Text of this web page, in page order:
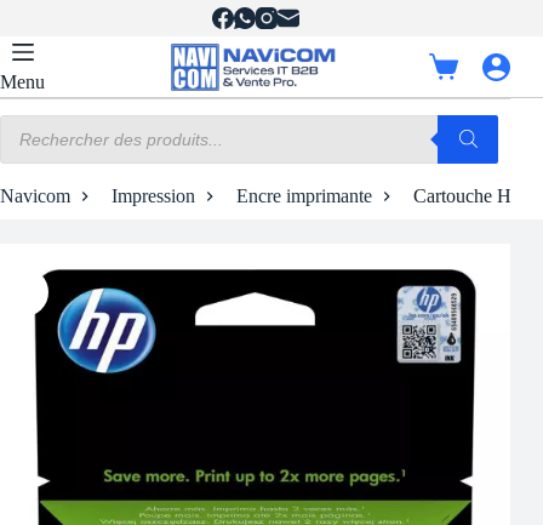
contenu
Menu
Panier
d’achat
produits
Navicom Impression Encre imprimante Cartouche HP